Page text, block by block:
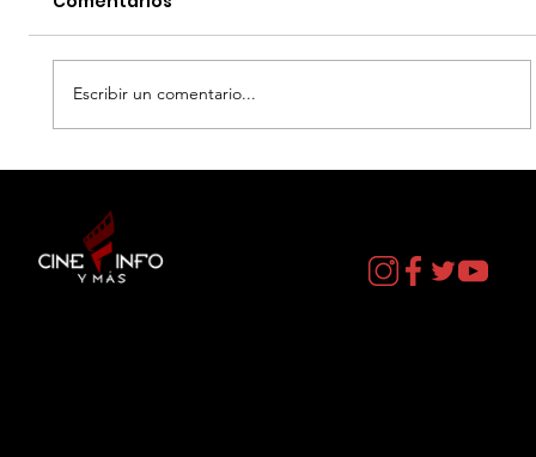
CURIOSOS por LIZ GIL
Escribir un comentario...